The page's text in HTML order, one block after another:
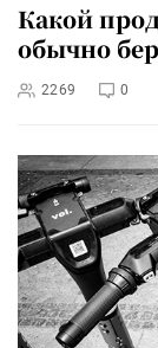
Какой
обычно
2269 0